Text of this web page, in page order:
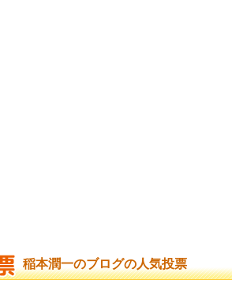
稲本潤一のブログの人気投票